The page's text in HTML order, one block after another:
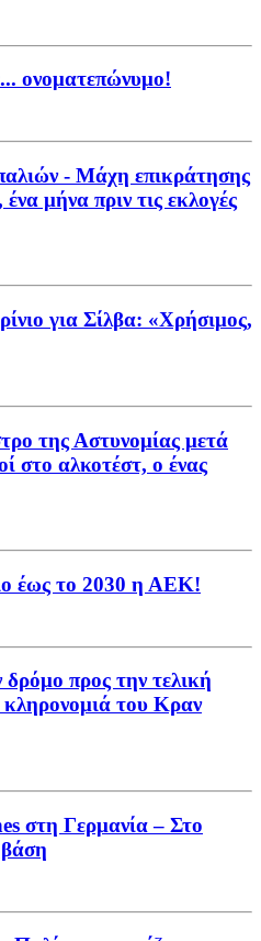
ονοματεπώνυμο!
- Μάχη επικράτησης
μήνα πριν τις εκλογές
για Σίλβα: «Χρήσιμος,
της Αστυνομίας μετά
στο αλκοτέστ, ο ένας
έως το 2030 η ΑΕΚ!
προς την τελική
του Κραν
στη Γερμανία – Στο